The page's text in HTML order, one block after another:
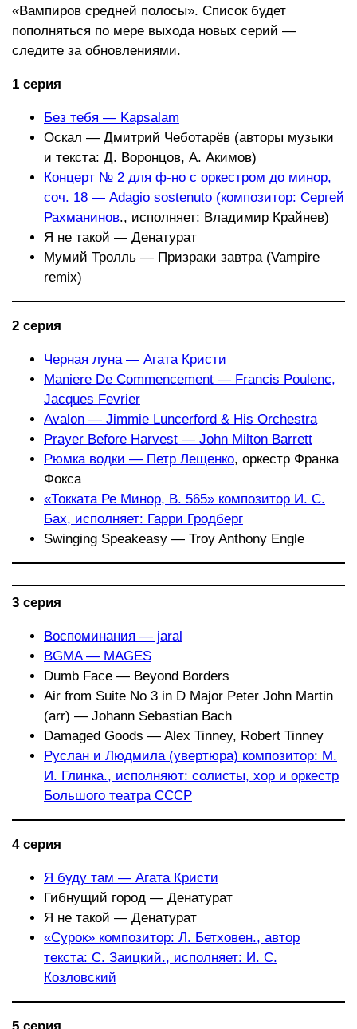
«Вампиров средней полосы». Список будет
пополняться по мере выхода новых серий —
следите за обновлениями.
1 серия
Без тебя — Kapsalam
Оскал — Дмитрий Чеботарёв (авторы музыки
и текста: Д. Воронцов, А. Акимов)
Концерт № 2 для ф-но с оркестром до минор,
соч. 18 — Adagio sostenuto (композитор: Сергей
Рахманинов., исполняет: Владимир Крайнев)
Я не такой — Денатурат
Мумий Тролль — Призраки завтра (Vampire
remix)
2 серия
Черная луна — Агата Кристи
Maniere De Commencement — Francis Poulenc,
Jacques Fevrier
Avalon — Jimmie Luncerford & His Orchestra
Prayer Before Harvest — John Milton Barrett
Рюмка водки — Петр Лещенко, оркестр Франка
Фокса
«Токката Ре Минор, В. 565» композитор И. С.
Бах, исполняет: Гарри Гродберг
Swinging Speakeasy — Troy Anthony Engle
3 серия
Воспоминания — jaral
BGMA — MAGES
Dumb Face — Beyond Borders
Air from Suite No 3 in D Major Peter John Martin
(arr) — Johann Sebastian Bach
Damaged Goods — Alex Tinney, Robert Tinney
Руслан и Людмила (увертюра) композитор: М.
И. Глинка., исполняют: солисты, хор и оркестр
Большого театра СССР
4 серия
Я буду там — Агата Кристи
Гибнущий город — Денатурат
Я не такой — Денатурат
«Сурок» композитор: Л. Бетховен., автор
текста: С. Заицкий., исполняет: И. С.
Козловский